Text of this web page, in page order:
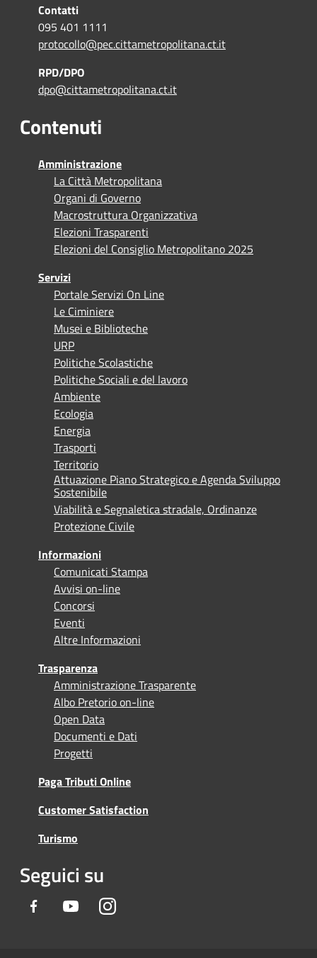
Contatti
095 401 1111
protocollo@pec.cittametropolitana.ct.it
RPD/DPO
dpo@cittametropolitana.ct.it
Contenuti
Amministrazione
La Città Metropolitana
Organi di Governo
Macrostruttura Organizzativa
Elezioni Trasparenti
Elezioni del Consiglio Metropolitano 2025
Servizi
Portale Servizi On Line
Le Ciminiere
Musei e Biblioteche
URP
Politiche Scolastiche
Politiche Sociali e del lavoro
Ambiente
Ecologia
Energia
Trasporti
Territorio
Attuazione Piano Strategico e Agenda Sviluppo
Sostenibile
Viabilità e Segnaletica stradale, Ordinanze
Protezione Civile
Informazioni
Comunicati Stampa
Avvisi on-line
Concorsi
Eventi
Altre Informazioni
Trasparenza
Amministrazione Trasparente
Albo Pretorio on-line
Open Data
Documenti e Dati
Progetti
Paga Tributi Online
Customer Satisfaction
Turismo
Seguici su
Facebook YoutubeInstagram